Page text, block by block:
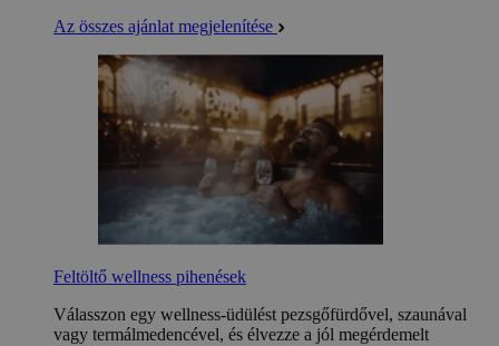
Az összes ajánlat megjelenítése
Feltöltő wellness pihenések
Válasszon egy wellness-üdülést pezsgőfürdővel, szaunával
vagy termálmedencével, és élvezze a jól megérdemelt